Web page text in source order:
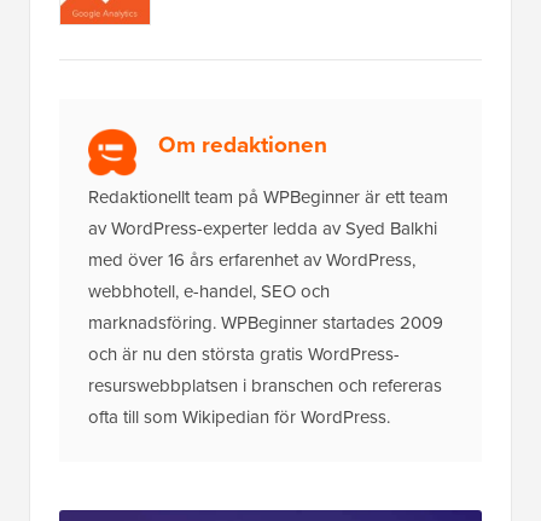
Om redaktionen
Redaktionellt team på WPBeginner är ett team
av WordPress-experter ledda av Syed Balkhi
med över 16 års erfarenhet av WordPress,
webbhotell, e-handel, SEO och
marknadsföring. WPBeginner startades 2009
och är nu den största gratis WordPress-
resurswebbplatsen i branschen och refereras
ofta till som Wikipedian för WordPress.